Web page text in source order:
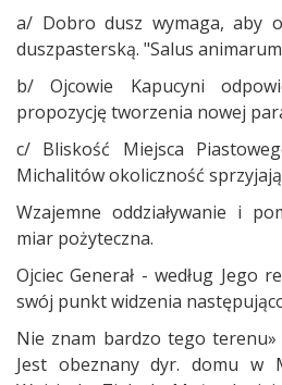
a/ Dobro dusz wymaga, aby
duszpasterską. "Salus
b/ Ojcowie Kapucyni
propozycję tworzenia nowej
c/ Bliskość Miejsca
Michalitów okoliczność
Wzajemne oddziaływanie i
miar pożyteczna.
Ojciec Generał - według Jego
swój punkt widzenia
Nie znam bardzo tego
Jest obeznany dyr. domu w